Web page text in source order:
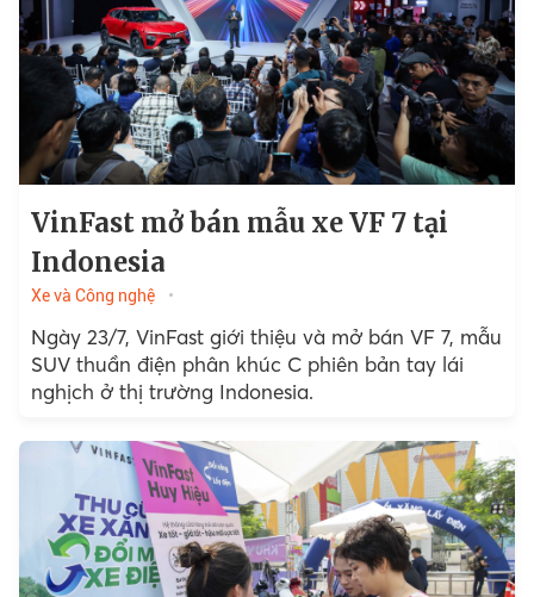
VinFast mở bán mẫu xe VF 7 tại
Indonesia
Xe và Công nghệ
Ngày 23/7, VinFast giới thiệu và mở bán VF 7, mẫu
SUV thuần điện phân khúc C phiên bản tay lái
nghịch ở thị trường Indonesia.